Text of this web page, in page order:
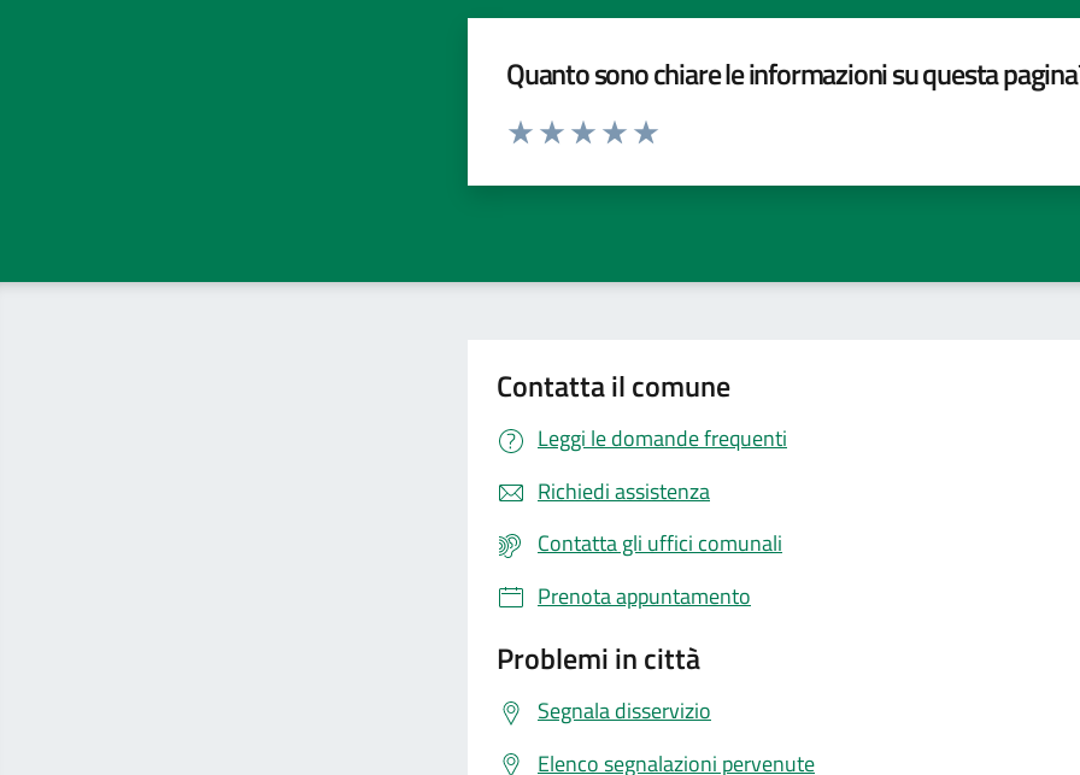
Quanto sono chiare le informazioni su questa
Valuta da 1 a 5 stelle la pagina
Contatta il comune
Leggi le domande frequenti
Richiedi assistenza
Contatta gli uffici comunali
Prenota appuntamento
Problemi in città
Segnala disservizio
Elenco segnalazioni pervenute